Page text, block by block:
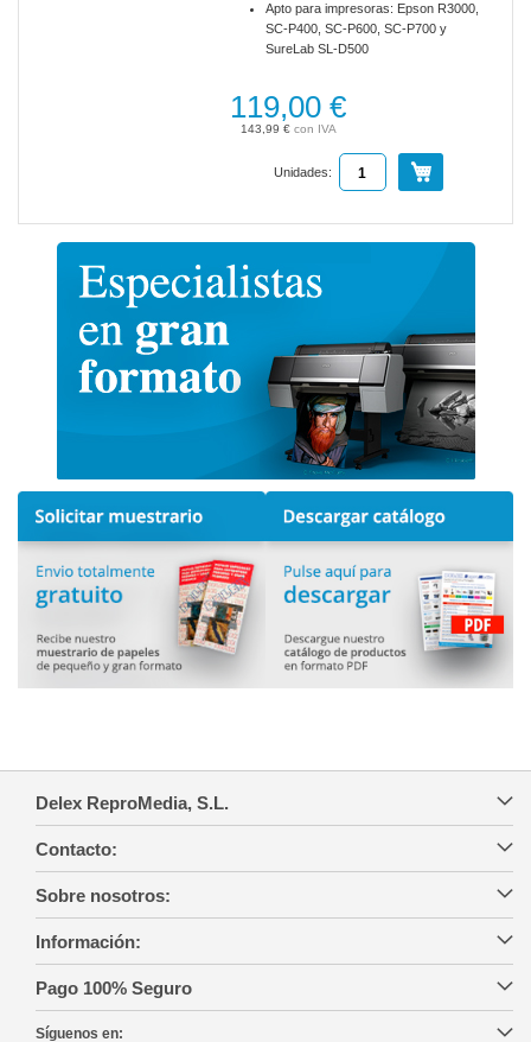
Apto para impresoras: Epson R3000,
SC-P400, SC-P600, SC-P700 y
SureLab SL-D500
143,99 €
119,00 €
Unidades:
Delex ReproMedia, S.L.
Contacto:
Sobre nosotros:
Información:
Pago 100% Seguro
Síguenos en: